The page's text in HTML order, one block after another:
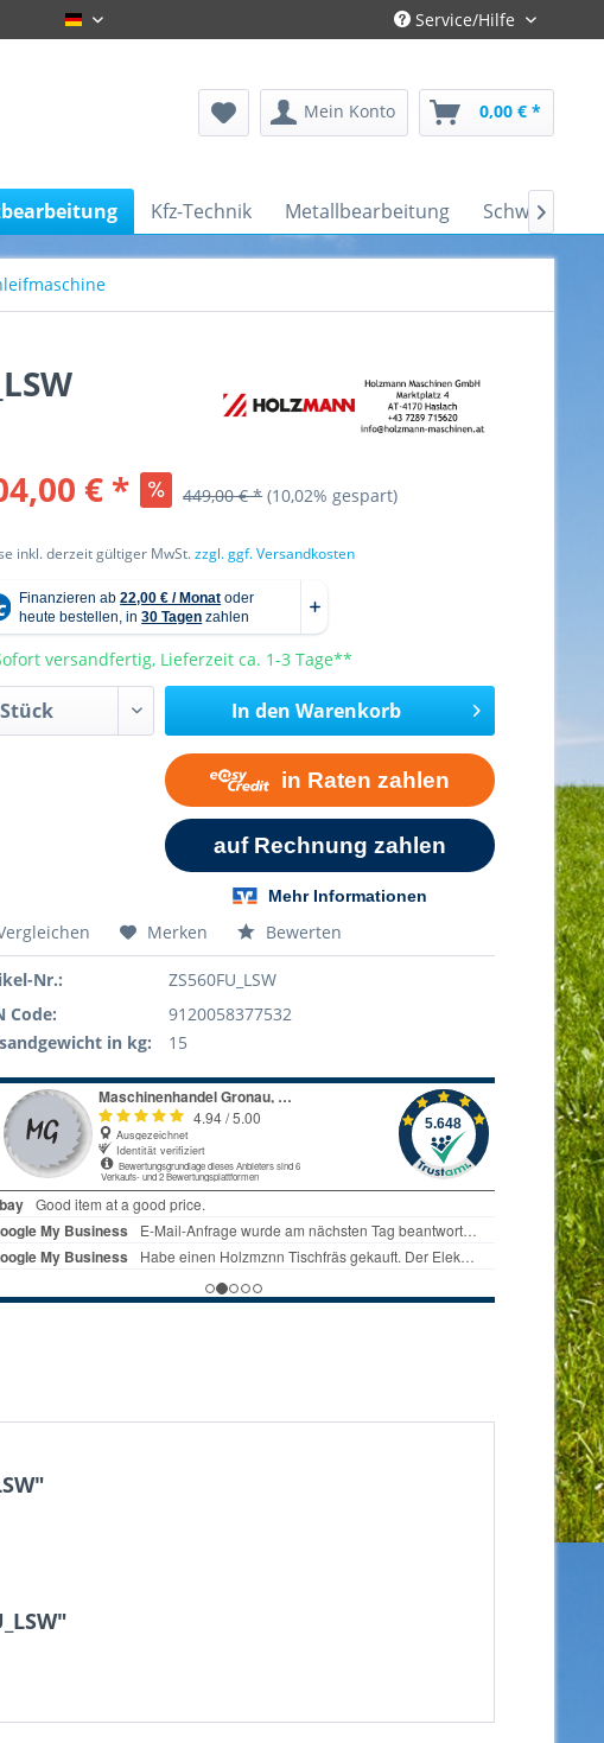
Deutsch Service/Hilfe
Mein Konto 0,00 € *
Kfz-Technik Metallbearbeitung 
€ * 449,00 € * (10,02% gespart)
inkl. derzeit gültiger MwSt.zzgl. ggf. Versandkosten
versandfertig, Lieferzeit ca. 1-3 Tage**
In den Warenkorb
Merken Bewerten
Nr.:
ZS560FU_LSW
Code:
9120058377532
in kg:
15